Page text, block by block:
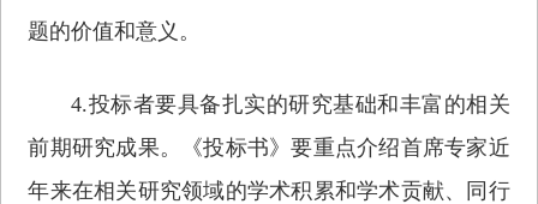
题的价值和意义。
4.投标者要具备扎实的研究基础和丰富的相关
前期研究成果。《投标书》要重点介绍首席专家近
年来在相关研究领域的学术积累和学术贡献、同行